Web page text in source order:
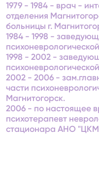
1979 - 1984 - врач -
отделения
больницы г.
1984 - 1998 -
1998 - 2002 -
2002 - 2006 -
части
Магнитогорск.
2006 - по настоящее
психотерапевт
стационара АНО